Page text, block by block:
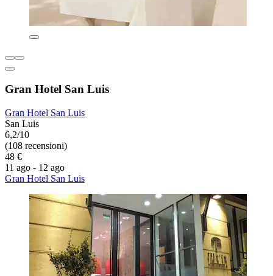
Gran Hotel San Luis
Gran Hotel San Luis
San Luis
6,2/10
(108 recensioni)
48 €
11 ago - 12 ago
Gran Hotel San Luis